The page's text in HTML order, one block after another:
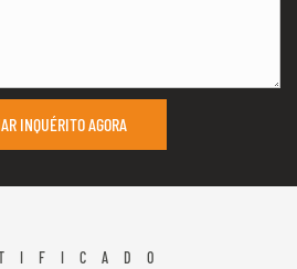
INQUÉRITO AGORA